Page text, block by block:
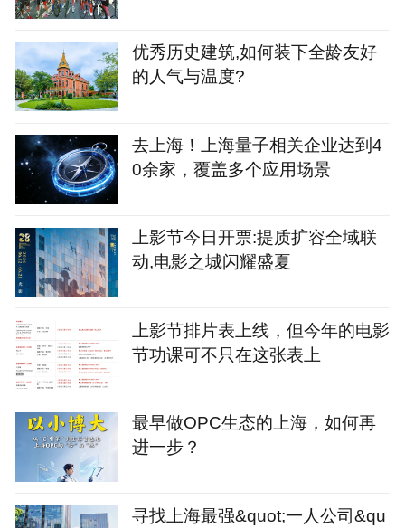
优秀历史建筑,如何装下全龄友好
的人气与温度?
去上海！上海量子相关企业达到4
0余家，覆盖多个应用场景
上影节今日开票:提质扩容全域联
动,电影之城闪耀盛夏
上影节排片表上线，但今年的电影
节功课可不只在这张表上
最早做OPC生态的上海，如何再
进一步？
寻找上海最强&quot;一人公司&qu